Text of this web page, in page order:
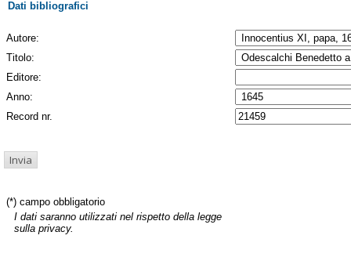
Dati bibliografici
Autore:
Titolo:
Editore:
Anno:
Record nr.
(*) campo obbligatorio
I dati saranno utilizzati nel rispetto della legge
sulla privacy.